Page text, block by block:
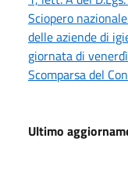
Sciopero
delle aziende di
giornata di
Scomparsa del
Ultimo